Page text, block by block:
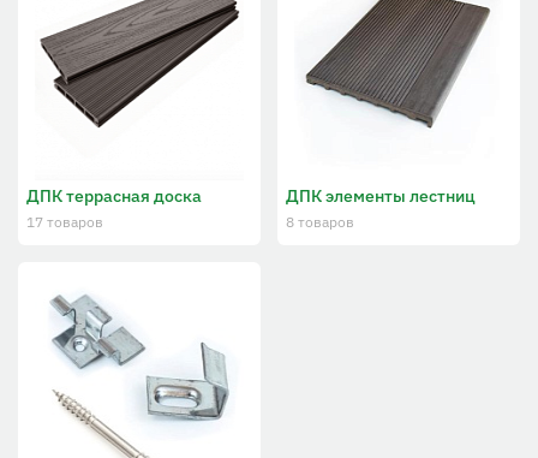
ДПК террасная доска
17 товаров
ДПК элементы лестниц
8 товаров